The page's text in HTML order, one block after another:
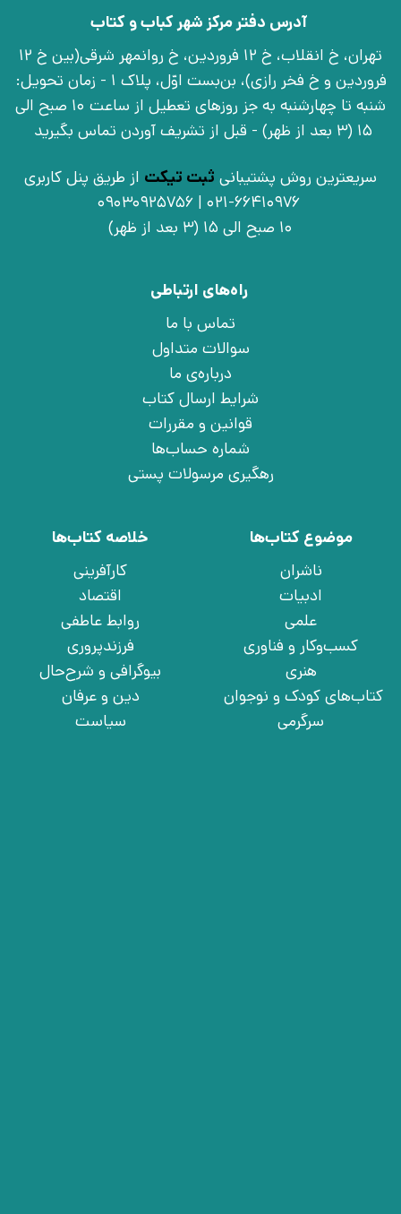
آدرس دفتر مرکز شهر کباب و کتاب
تهران، خ انقلاب، خ 12 فروردین، خ روانمهر شرقی(بین خ 12
فروردین و خ فخر رازی)، بن‌بست اوّل، پلاک 1 - زمان تحویل:
شنبه تا چهارشنبه به جز روزهای تعطیل از ساعت 10 صبح الی
15 (3 بعد از ظهر) - قبل از تشریف آوردن تماس بگیرید
سریعترین روش پشتیبانی ثبت تیکت از طریق پنل کاربری
021-66410976 | 09030925756
10 صبح الی 15 (3 بعد از ظهر)
راه‌های ارتباطی
تماس با ما
سوالات متداول
درباره‌ی ما
شرایط ارسال کتاب
قوانین و مقررات
شماره حساب‌ها
رهگیری مرسولات پستی
موضوع کتاب‌ها
ناشران
ادبیات
علمی
کسب‌وکار و فناوری
هنری
کتاب‌های کودک و نوجوان
سرگرمی
خلاصه کتاب‌ها
کارآفرینی
اقتصاد
روابط عاطفی
فرزندپروری
بیوگرافی و شرح‌حال
دین و عرفان
سیاست